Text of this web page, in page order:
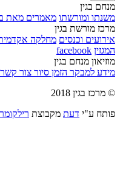
מנחם בגין
משנתו ומורשתו מאמרים מאת
מרכז מורשת בגין
אירועים וכנסים מחלקה
המגזין facebook
מוזיאון מנחם בגין
מידע למבקר הזמן סיור צור קשר
© מרכז בגין 2018
פותח ע"י דעת מקבוצת